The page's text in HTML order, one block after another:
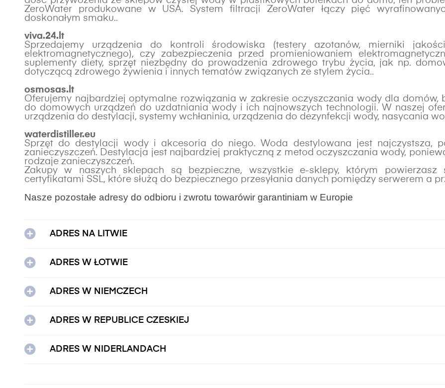
ZeroWater produkowane w USA. System filtracji ZeroWater łączy pięć
doskonałym smaku..
viva.24.lt
Sprzedajemy urządzenia do kontroli środowiska (testery azotanów, mierniki
elektromagnetycznego), czy zabezpieczenia przed promieniowaniem
suplementy diety, sprzęt niezbędny do prowadzenia zdrowego trybu życia, jak np.
dotyczącą zdrowego żywienia i innych tematów związanych ze stylem życia..
osmosas.lt
Oferujemy najbardziej optymalne rozwiązania w zakresie oczyszczania wody dla domów,
do domowych urządzeń do uzdatniania wody i ich najnowszych technologii. W naszej
urządzenia do destylacji, systemy wchłaninia, urządzenia do dezynfekcji wody, nasycania
waterdistiller.eu
Sprzęt do destylacji wody i akcesoria do niego. Woda destylowana jest najczystsza,
zanieczyszczeń. Destylacja jest najbardziej praktyczną z metod oczyszczania wody,
rodzaje zanieczyszczeń.
Zakupy w naszych sklepach są bezpieczne, wszystkie e-sklepy, którym
certyfikatami SSL, które służą do bezpiecznego przesyłania danych pomiędzy serwerem a
Nasze pozostałe adresy do odbioru i zwrotu towarówir garantiniam w Europie
ADRES NA LITWIE
ADRES W ŁOTWIE
ADRES W NIEMCZECH
ADRES W REPUBLICE CZESKIEJ
ADRES W NIDERLANDACH